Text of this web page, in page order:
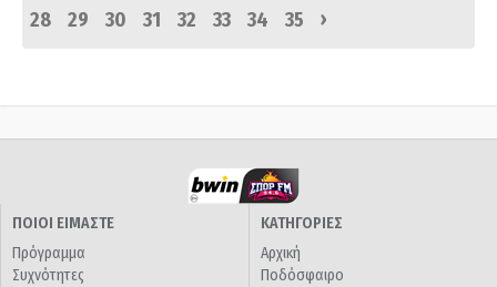
28
29 30 31 32 33 34 35 ›
ΠΟΙΟΙ ΕΙΜΑΣΤΕ
Πρόγραμμα
Συχνότητες
ΚΑΤΗΓΟΡΙΕΣ
Αρχική
Ποδόσφαιρο